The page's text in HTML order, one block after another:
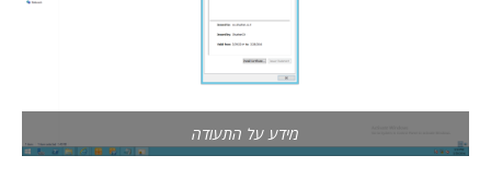
מידע על התעודה